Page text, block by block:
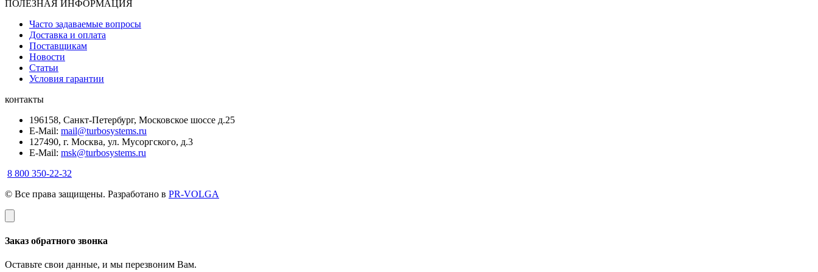
ПОЛЕЗНАЯ ИНФОРМАЦИЯ
Часто задаваемые вопросы
Доставка и оплата
Поставщикам
Новости
Статьи
Условия гарантии
контакты
196158, Санкт-Петербург, Московское шоссе д.25
E-Mail: mail@turbosystems.ru
127490, г. Москва, ул. Мусоргского, д.3
E-Mail: msk@turbosystems.ru
8 800 350-22-32
© Все права защищены. Разработано в PR-VOLGA
Заказ обратного звонка
Оставьте свои данные, и мы перезвоним Вам.